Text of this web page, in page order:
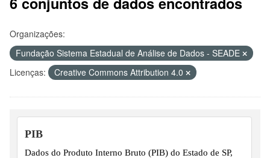
Organizações:
Fundação Sistema Estadual de Análise de Dados - SEADE
Licenças:
Creative Commons Attribution 4.0
PIB
Dados do Produto Interno Bruto (PIB) do Estado de SP,